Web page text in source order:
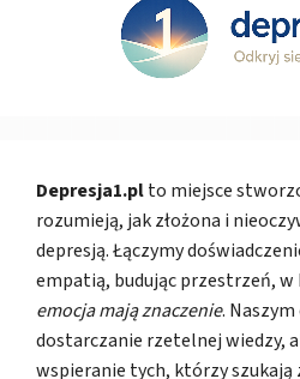
Depresja1.plto miejsce
rozumieją, jak złożona i
depresją. Łączymy
empatią, budując przestrzeń,
emocja mają znaczenie.
dostarczanie rzetelnej wiedzy,
wspieranie tych, którzy szukają